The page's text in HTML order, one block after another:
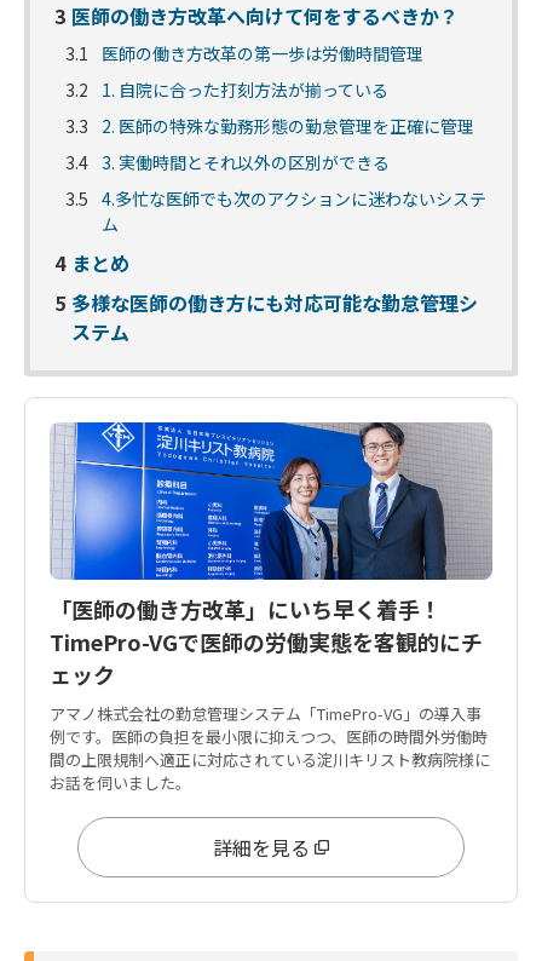
3 医師の働き方改革へ向けて何をするべきか？
3.1
医師の働き方改革の第一歩は労働時間管理
3.2
1. 自院に合った打刻方法が揃っている
3.3
2. 医師の特殊な勤務形態の勤怠管理を正確に管理
3.4 3. 実働時間とそれ以外の区別ができる
3.5 4.多忙な医師でも次のアクションに迷わないシステ
ム
4 まとめ
5 多様な医師の働き方にも対応可能な勤怠管理シ
ステム
「医師の働き方改革」にいち早く着手！
TimePro-VGで医師の労働実態を客観的にチ
ェック
アマノ株式会社の勤怠管理システム「TimePro-VG」の導入事
例です。医師の負担を最小限に抑えつつ、医師の時間外労働時
間の上限規制へ適正に対応されている淀川キリスト教病院様に
お話を伺いました。
詳細を見る